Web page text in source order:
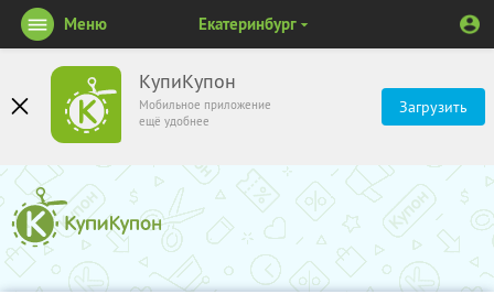
КупиКупон
Мобильное приложение
ещё удобнее
Загрузить
Меню Екатеринбург